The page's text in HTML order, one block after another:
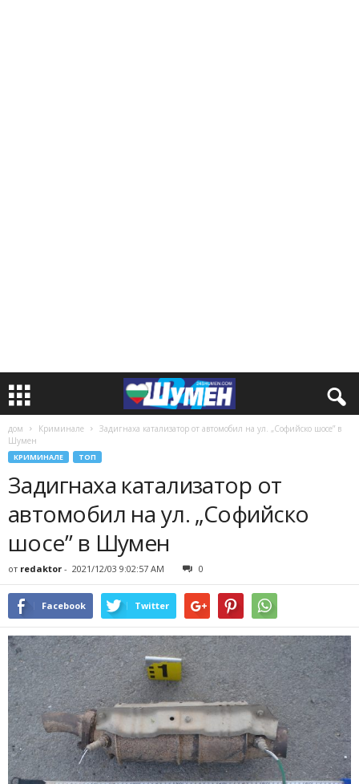
дом Криминале
Задигнаха катализатор от автомобил на ул. „Софийско шосе” в
Шумен
КРИМИНАЛЕ ТОП
Задигнаха катализатор от
автомобил на ул. „Софийско
шосе” в Шумен
от redaktor - 2021/12/03 9:02:57 AM 0
Facebook Twitter